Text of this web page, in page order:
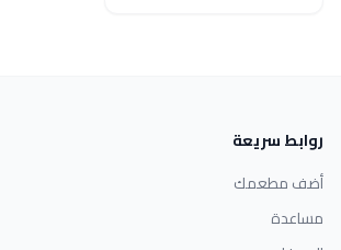
روابط سريعة
أضف مطعمك
مساعدة